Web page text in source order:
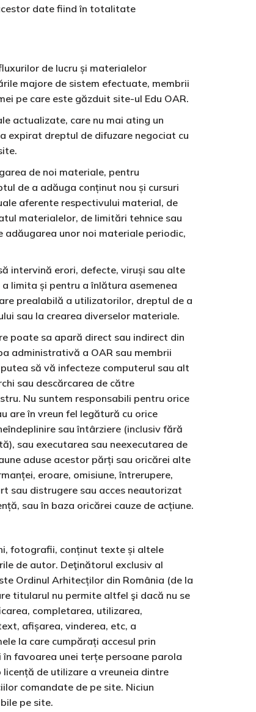
date fiind în totalitate
de lucru și materialelor
majore de sistem efectuate, membrii
pe care este găzduit site-ul Edu OAR.
actualizate, care nu mai ating un
expirat dreptul de difuzare negociat cu
de noi materiale, pentru
de a adăuga conținut nou și cursuri
aferente respectivului material, de
materialelor, de limitări tehnice sau
unor noi materiale periodic,
intervină erori, defecte, viruși sau alte
limita și pentru a înlătura asemenea
prealabilă a utilizatorilor, dreptul de a
sau la crearea diverselor materiale.
poate sa apară direct sau indirect din
administrativă a OAR sau membrii
să vă infecteze computerul sau alt
sau descărcarea de către
Nu suntem responsabili pentru orice
are în vreun fel legătură cu orice
sau întârziere (inclusiv fără
sau executarea sau neexecutarea de
aduse acestor părți sau oricărei alte
eroare, omisiune, întrerupere,
sau distrugere sau acces neautorizat
sau în baza oricărei cauze de acțiune.
fotografii, conținut texte și altele
de autor. Deţinătorul exclusiv al
Ordinul Arhitecților din România (de la
titularul nu permite altfel şi dacă nu se
completarea, utilizarea,
afișarea, vinderea, etc, a
la care cumpărați accesul prin
favoarea unei terțe persoane parola
de utilizare a vreuneia dintre
comandate de pe site. Niciun
pe site.